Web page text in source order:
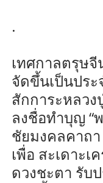
.
เทศกาลตรุษ
จัดขึ้นเป็นปร
สักการะหลวง
ลงชื่อทำบุญ “
ชัยมงคลคาถ
เพื่อ สะเดาะเ
ดวงชะตา รับ